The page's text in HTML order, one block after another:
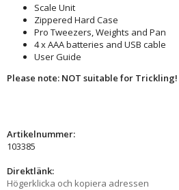
Scale Unit
Zippered Hard Case
Pro Tweezers, Weights and Pan
4 x AAA batteries and USB cable
User Guide
Please note: NOT suitable for Trickling!
Artikelnummer:
103385
Direktlänk:
Högerklicka och kopiera adressen